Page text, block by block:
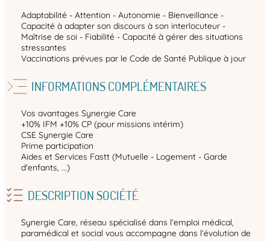
Adaptabilité - Attention - Autonomie - Bienveillance -
Capacité à adapter son discours à son interlocuteur -
Maîtrise de soi - Fiabilité - Capacité à gérer des situations
stressantes
Vaccinations prévues par le Code de Santé Publique à jour
INFORMATIONS COMPLÉMENTAIRES
Vos avantages Synergie Care
+10% IFM +10% CP (pour missions intérim)
CSE Synergie Care
Prime participation
Aides et Services Fastt (Mutuelle - Logement - Garde
d'enfants, ...)
DESCRIPTION SOCIÉTÉ
Synergie Care, réseau spécialisé dans l’emploi médical,
paramédical et social vous accompagne dans l’évolution de